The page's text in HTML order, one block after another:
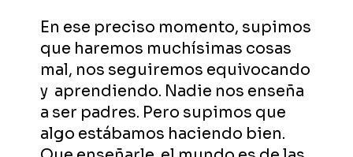
En ese preciso momento, supimos
que haremos muchísimas cosas
mal, nos seguiremos equivocando
y aprendiendo. Nadie nos enseña
a ser padres. Pero supimos que
algo estábamos haciendo bien.